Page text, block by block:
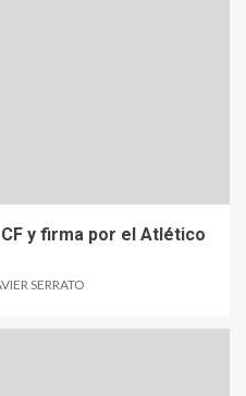
y firma por el Atlético
SERRATO